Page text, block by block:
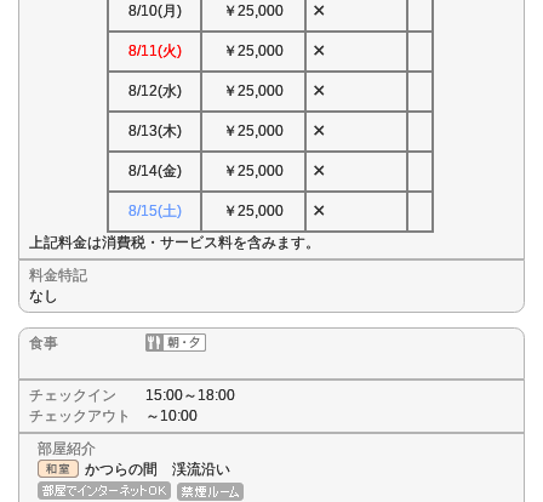
8/10(月) ￥25,000 ×
8/11(火) ￥25,000 ×
8/12(水) ￥25,000 ×
8/13(木) ￥25,000 ×
8/14(金) ￥25,000 ×
8/15(土) ￥25,000 ×
上記料金は消費税・サービス料を含みます。
料金特記
なし
食事
チェックイン
15:00～18:00
チェックアウト
～10:00
部屋紹介
かつらの間 渓流沿い